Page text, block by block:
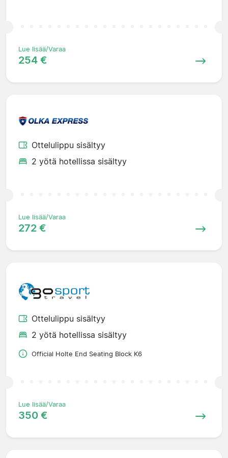
Lue lisää/Varaa
254 €
Ottelulippu sisältyy
2 yötä hotellissa sisältyy
Lue lisää/Varaa
272 €
Ottelulippu sisältyy
2 yötä hotellissa sisältyy
Official Holte End Seating Block K6
Lue lisää/Varaa
350 €